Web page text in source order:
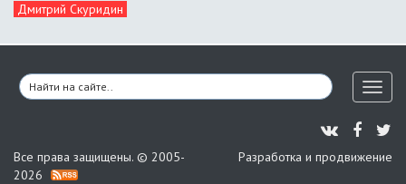
Дмитрий Скуридин
Все права защищены. © 2005-
2026
Разработка и продвижение